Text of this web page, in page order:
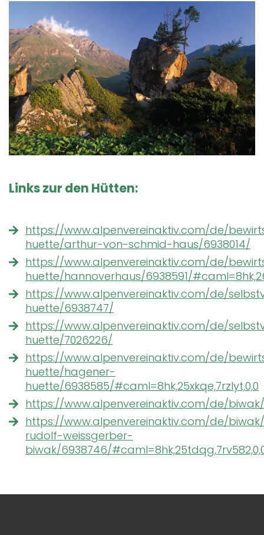
Links zur den Hütten:
https://www.alpenvereinaktiv.com/de/
huette/arthur-von-schmid-haus/6938014/
https://www.alpenvereinaktiv.com/de/
huette/hannoverhaus/6938591/
https://www.alpenvereinaktiv.com/de/
huette/6938747/
https://www.alpenvereinaktiv.com/de/
huette/7026226/
https://www.alpenvereinaktiv.com/de/
huette/hagener-
huette/6938585/#caml=8hk,25xkqe,7rzlyt,0,0
https://www.alpenvereinaktiv.com/de/
https://www.alpenvereinaktiv.com/de/
rudolf-weissgerber-
biwak/6938746/